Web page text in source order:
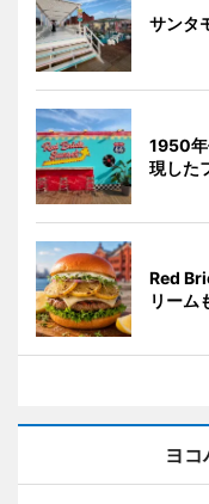
サンタ
1950年
現した
Red
リーム
ヨ